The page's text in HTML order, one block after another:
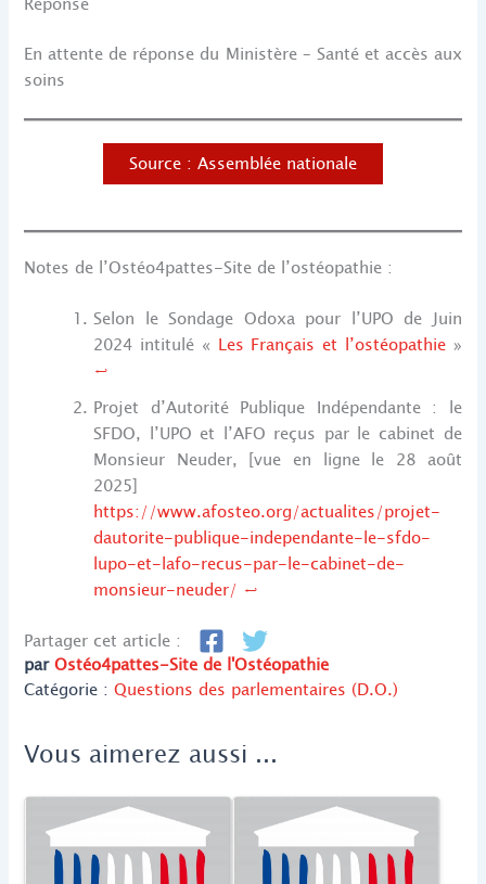
En attente de réponse du Ministère – Santé et accès aux
soins
Source : Assemblée nationale
Notes de l’Ostéo4pattes-Site de l’ostéopathie :
Selon le Sondage Odoxa pour l’UPO de Juin
2024 intitulé « Les Français et l’ostéopathie»
↩︎
Projet d’Autorité Publique Indépendante : le
SFDO, l’UPO et l’AFO reçus par le cabinet de
Monsieur Neuder, [vue en ligne le 28 août
2025]
https://www.afosteo.org/actualites/projet-
dautorite-publique-independante-le-sfdo-
lupo-et-lafo-recus-par-le-cabinet-de-
monsieur-neuder/ ↩︎
Partager cet article :
parOstéo4pattes-Site de l'Ostéopathie
Catégorie :Questions des parlementaires (D.O.)
Vous aimerez aussi ...